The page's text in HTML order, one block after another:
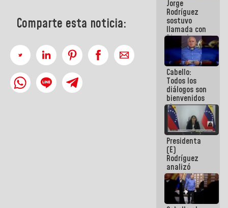
Comparte esta noticia:
públicos
Jorge
Rodríguez
sostuvo
llamada con
Dinorah
Figuera y
acuerdan
primer
encuentro
presencial
para el
diálogo
Cabello:
Todos los
diálogos son
bienvenidos
siempre que
estén en el
marco de la
Constitución
de la
República
Presidenta
(E)
Rodríguez
analizó
junto a
gobernadores
planes de
recuperación